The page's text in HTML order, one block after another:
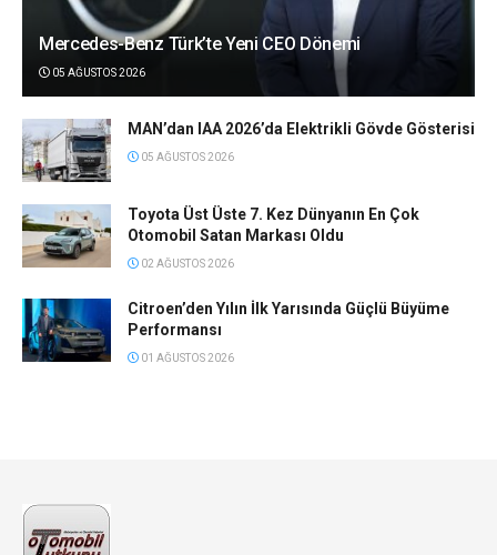
Mercedes-Benz Türk’te Yeni CEO Dönemi
05 AĞUSTOS 2026
MAN’dan IAA 2026’da Elektrikli Gövde Gösterisi
05 AĞUSTOS 2026
Toyota Üst Üste 7. Kez Dünyanın En Çok
Otomobil Satan Markası Oldu
02 AĞUSTOS 2026
Citroen’den Yılın İlk Yarısında Güçlü Büyüme
Performansı
01 AĞUSTOS 2026